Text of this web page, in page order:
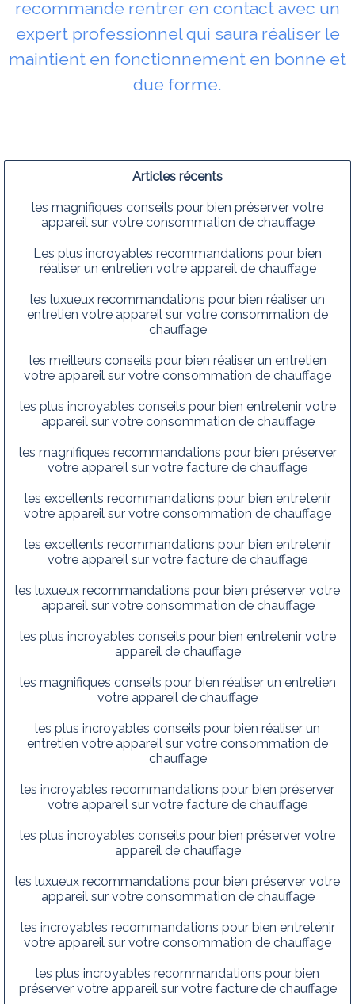
recommande rentrer en contact avec un
expert professionnel qui saura réaliser le
maintient en fonctionnement en bonne et
due forme.
Articles récents
les magnifiques conseils pour bien préserver votre
appareil sur votre consommation de chauffage
Les plus incroyables recommandations pour bien
réaliser un entretien votre appareil de chauffage
les luxueux recommandations pour bien réaliser un
entretien votre appareil sur votre consommation de
chauffage
les meilleurs conseils pour bien réaliser un entretien
votre appareil sur votre consommation de chauffage
les plus incroyables conseils pour bien entretenir votre
appareil sur votre consommation de chauffage
les magnifiques recommandations pour bien préserver
votre appareil sur votre facture de chauffage
les excellents recommandations pour bien entretenir
votre appareil sur votre consommation de chauffage
les excellents recommandations pour bien entretenir
votre appareil sur votre facture de chauffage
les luxueux recommandations pour bien préserver votre
appareil sur votre consommation de chauffage
les plus incroyables conseils pour bien entretenir votre
appareil de chauffage
les magnifiques conseils pour bien réaliser un entretien
votre appareil de chauffage
les plus incroyables conseils pour bien réaliser un
entretien votre appareil sur votre consommation de
chauffage
les incroyables recommandations pour bien préserver
votre appareil sur votre facture de chauffage
les plus incroyables conseils pour bien préserver votre
appareil de chauffage
les luxueux recommandations pour bien préserver votre
appareil sur votre consommation de chauffage
les incroyables recommandations pour bien entretenir
votre appareil sur votre consommation de chauffage
les plus incroyables recommandations pour bien
préserver votre appareil sur votre facture de chauffage